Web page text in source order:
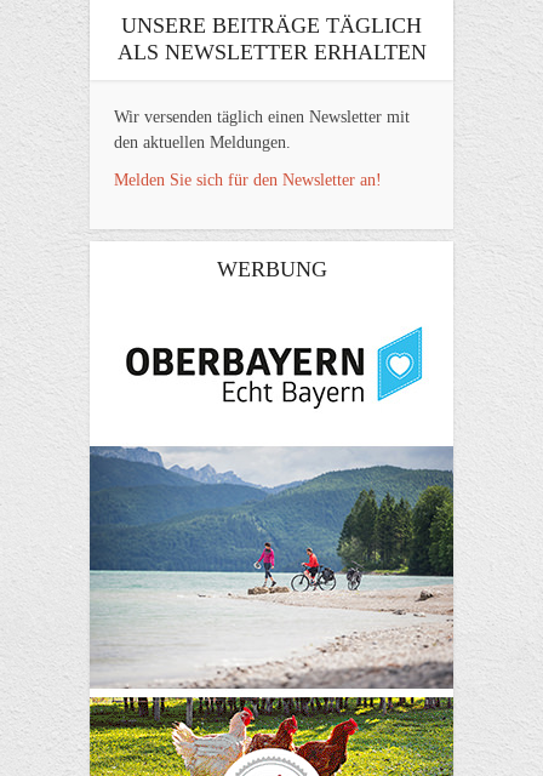
UNSERE BEITRÄGE TÄGLICH
ALS NEWSLETTER ERHALTEN
Wir versenden täglich einen Newsletter mit
den aktuellen Meldungen.
Melden Sie sich für den Newsletter an!
WERBUNG